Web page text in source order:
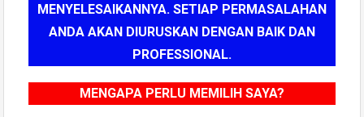
MENYELESAIKANNYA. SETIAP PERMASALAHAN
ANDA AKAN DIURUSKAN DENGAN BAIK DAN
PROFESSIONAL.
MENGAPA PERLU MEMILIH SAYA?